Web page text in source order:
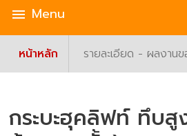
menu Menu
หน้าหลัก รายละเอียด - ผลงานข
กระบะฮุคลิฟท์ ทึบสู